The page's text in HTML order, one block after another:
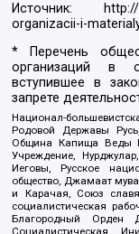
Источник:
organizacii-i-
* Перечень
организаций в
вступившее в
запрете
Национал-
Родовой Державы
Община Капища Веды
Учреждение,
Иеговы, Русское
общество, Джамаат
и Карачая, Союз
социалистическая
Благородный Орден